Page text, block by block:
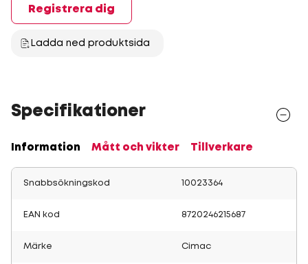
Registrera dig
Ladda ned produktsida
Specifikationer
Information Mått och vikter Tillverkare
Snabbsökningskod 10023364
EAN kod 8720246215687
Märke Cimac